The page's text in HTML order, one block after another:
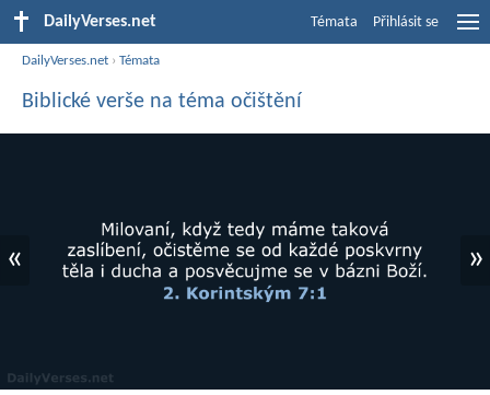
DailyVerses.net Témata Přihlásit se
DailyVerses.net ›Témata
Biblické verše na téma očištění
« »